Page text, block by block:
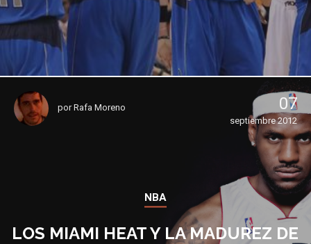
porRafa Moreno 07
septiembre 2012
NBA
LOS MIAMI HEAT Y LA MADUREZ DE